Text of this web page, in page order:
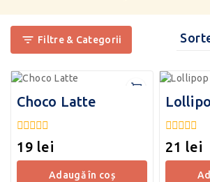
Filtre & Categorii
Choco Latte
0
din
5
19 lei
adaugă în coș
0
din
5
21 lei